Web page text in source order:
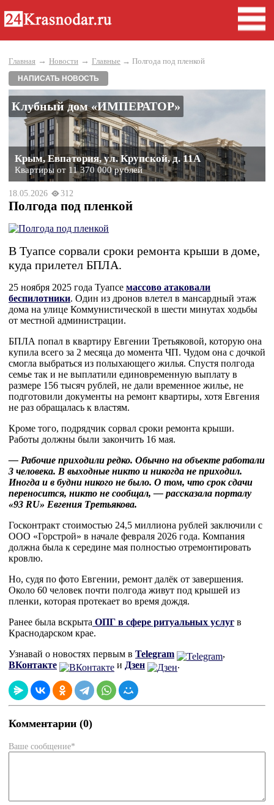
Главная → Новости → Главные → Полгода под пленкой
НАПИСАТЬ НОВОСТЬ
Клубный дом «ИМПЕРАТОР»
Крым, Евпатория, ул. Крупской, д. 11А
Квартиры от 11 370 000 рублей
18.05.2026 312
Полгода под пленкой
В Туапсе сорвали сроки ремонта крыши в доме,
куда прилетел БПЛА.
25 ноября 2025 года Туапсе массово атаковали
беспилотники. Один из дронов влетел в мансардный этаж
дома на улице Коммунистической в шести минутах ходьбы
от местной администрации.
БПЛА попал в квартиру Евгении Третьяковой, которую она
купила всего за 2 месяца до момента ЧП. Чудом она с дочкой
смогла выбраться из полыхающего жилья. Спустя полгода
семье так и не выплатили единовременную выплату в
размере 156 тысяч рублей, не дали временное жилье, не
подготовили документы на ремонт квартиры, хотя Евгения
не раз обращалась к властям.
Кроме того, подрядчик сорвал сроки ремонта крыши.
Работы должны были закончить 16 мая.
— Рабочие приходили редко. Обычно на объекте работали
3 человека. В выходные никто и никогда не приходил.
Иногда и в будни никого не было. О том, что срок сдачи
переносится, никто не сообщал, — рассказала порталу
«93 RU» Евгения Третьякова.
Госконтракт стоимостью 24,5 миллиона рублей заключили с
ООО «Горстрой» в начале февраля 2026 года. Компания
должна была к середине мая полностью отремонтировать
кровлю.
Но, судя по фото Евгении, ремонт далёк от завершения.
Около 60 человек почти полгода живут под крышей из
пленки, которая протекает во время дождя.
Ранее была вскрыта ОПГ в сфере ритуальных услуг в
Краснодарском крае.
Узнавай о новостях первым в Telegram
,
ВКонтакте
и Дзен .
Комментарии (0)
Ваше сообщение*